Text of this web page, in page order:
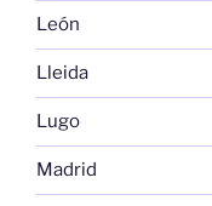
León
Lleida
Lugo
Madrid